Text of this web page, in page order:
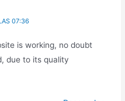
07:36
is working, no doubt
due to its quality